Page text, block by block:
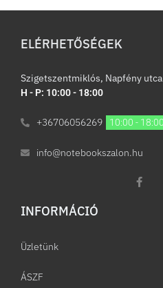
ELÉRHETŐSÉGEK
Szigetszentmiklós, Napfény
H - P: 10:00 - 18:00
+36706056269 10:00 - 18:00
info@notebookszalon.hu
INFORMÁCIÓ​
Üzletünk
ÁSZF